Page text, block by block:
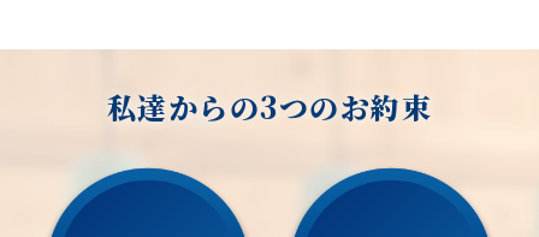
私達からの3つのお約束